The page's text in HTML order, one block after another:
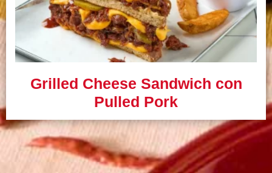
Grilled Cheese Sandwich con
Pulled Pork